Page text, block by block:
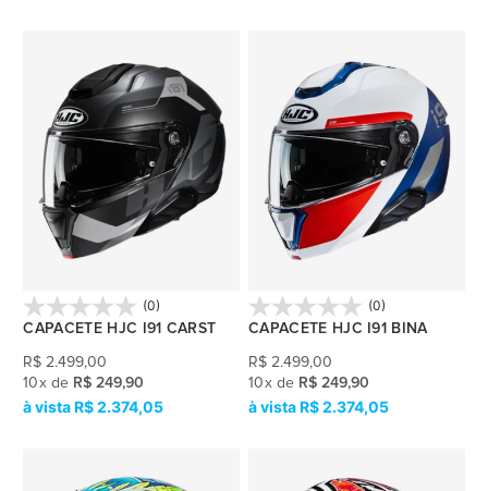
(0)
CAPACETE HJC I91 CARST
R$ 2.499,00
10x de R$ 249,90
R$ 2.374,05
(0)
CAPACETE HJC I91 BINA
R$ 2.499,00
10x de R$ 249,90
R$ 2.374,05